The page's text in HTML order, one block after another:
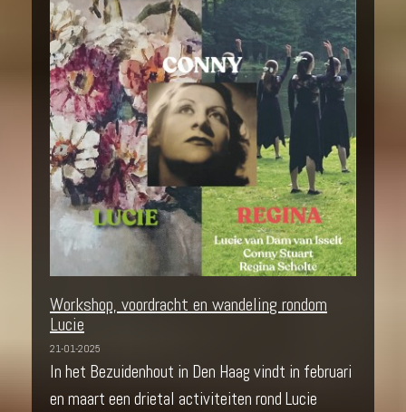
Workshop, voordracht en wandeling rondom
Lucie
21-01-2025
In het Bezuidenhout in Den Haag vindt in februari
en maart een drietal activiteiten rond Lucie